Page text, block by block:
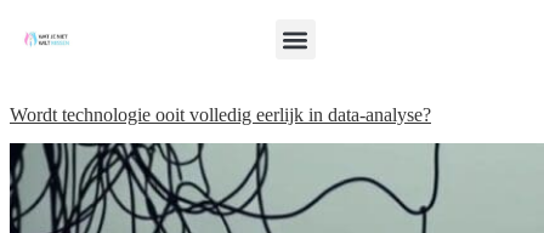
Wordt technologie ooit volledig eerlijk in data-analyse?